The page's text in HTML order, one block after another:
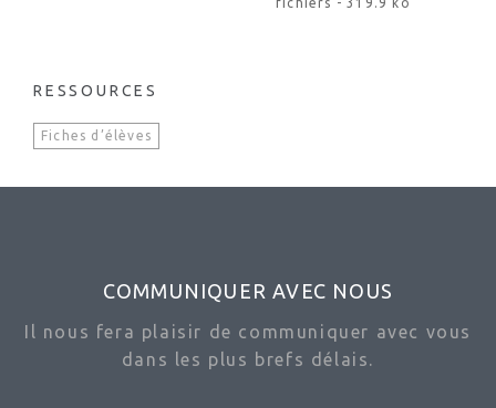
RESSOURCES
Fiches d’élèves
COMMUNIQUER AVEC NOUS
Il nous fera plaisir de communiquer avec vous
dans les plus brefs délais.